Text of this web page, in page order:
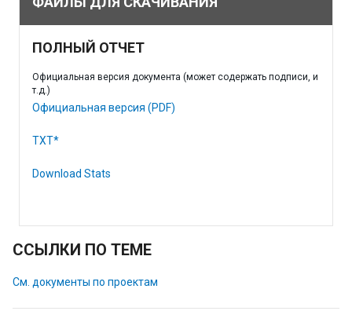
ПОЛНЫЙ ОТЧЕТ
Официальная версия документа (может содержать подписи, и
т.д.)
Официальная версия (PDF)
TXT*
Download Stats
ССЫЛКИ ПО ТЕМЕ
См. документы по проектам